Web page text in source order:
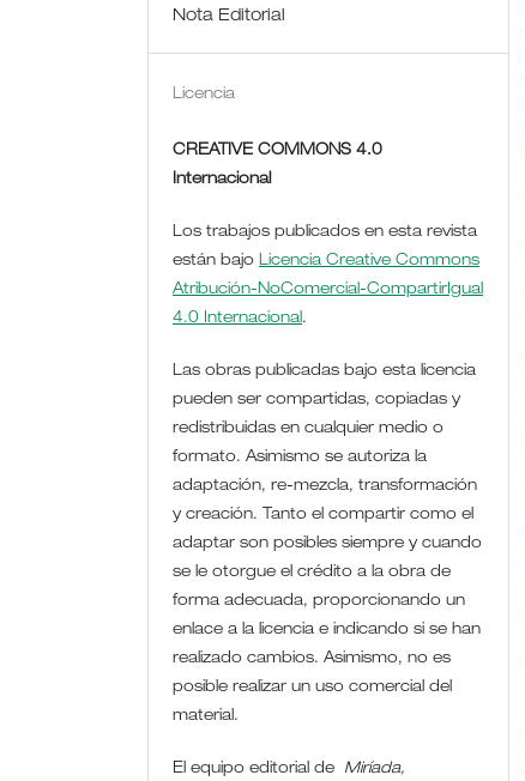
Nota Editorial
Licencia
CREATIVE COMMONS 4.0
Internacional
Los trabajos publicados en esta revista
están bajoLicencia Creative Commons
Atribución-NoComercial-CompartirIgual
4.0 Internacional.
Las obras publicadas bajo esta licencia
pueden ser compartidas, copiadas y
redistribuidas en cualquier medio o
formato. Asimismo se autoriza la
adaptación, re-mezcla, transformación
y creación. Tanto el compartir como el
adaptar son posibles siempre y cuando
se le otorgue el crédito a la obra de
forma adecuada, proporcionando un
enlace a la licencia e indicando si se han
realizado cambios. Asimismo, no es
posible realizar un uso comercial del
material.
El equipo editorial de Miríada,